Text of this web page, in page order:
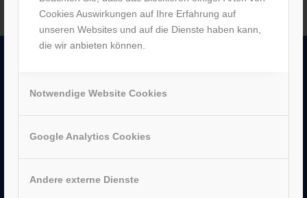
Cookies Auswirkungen auf Ihre Erfahrung auf
unseren Websites und auf die Dienste haben kann,
die wir anbieten können.
Notwendige Website Cookies
Google Analytics Cookies
Andere externe Dienste
–Historie
–Partner
–Sachsenhausen